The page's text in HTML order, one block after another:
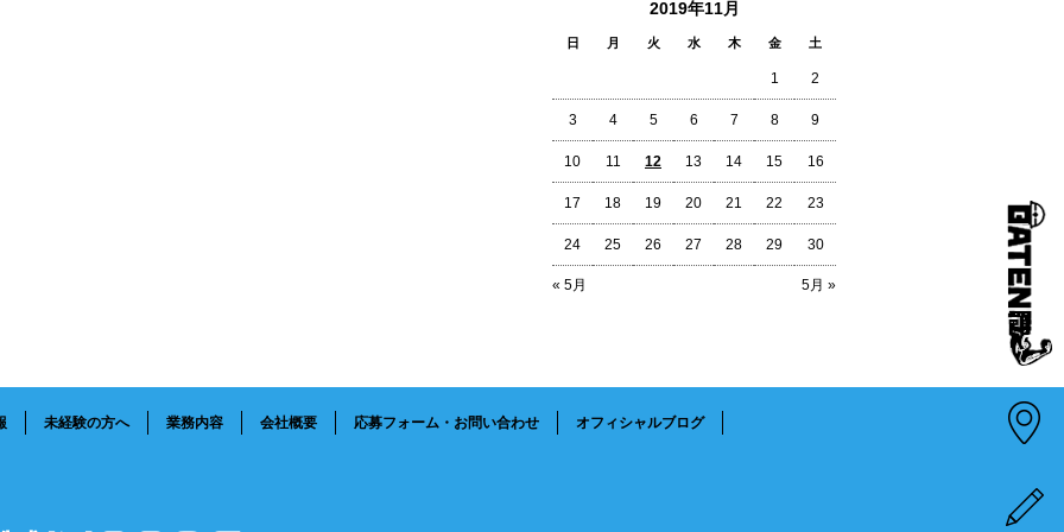
2019年11月
日 月 火 水 木 金 土
« 5月 5月 »
1 2
3 4 5 6 7 8 9
10 11 12 13 14 15 16
17 18 19 20 21 22 23
24 25 26 27 28 29 30
未経験の方へ 業務内容 会社概要 応募フォーム・お問い合わせ オフィシャルブログ